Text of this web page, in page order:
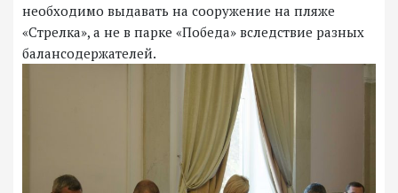
необходимо выдавать на сооружение на пляже
«Стрелка», а не в парке «Победа» вследствие разных
балансодержателей.